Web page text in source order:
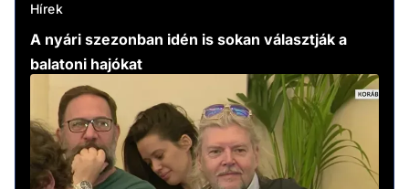
Hírek
A nyári szezonban idén is sokan választják a
balatoni hajókat